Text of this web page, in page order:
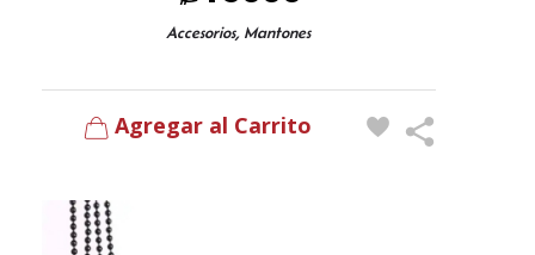
Accesorios, Mantones
Agregar al Carrito